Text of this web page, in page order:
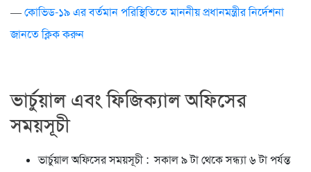
—কোভিড-১৯ এর বর্তমান পরিস্থিতিতে মাননীয় প্রধানমন্ত্রীর নির্দেশনা
জানতে ক্লিক করুন
ভার্চুয়াল এবং ফিজিক্যাল অফিসের
সময়সূচী
ভার্চুয়াল অফিসের সময়সূচী : সকাল ৯ টা থেকে সন্ধ্যা ৬ টা পর্যন্ত